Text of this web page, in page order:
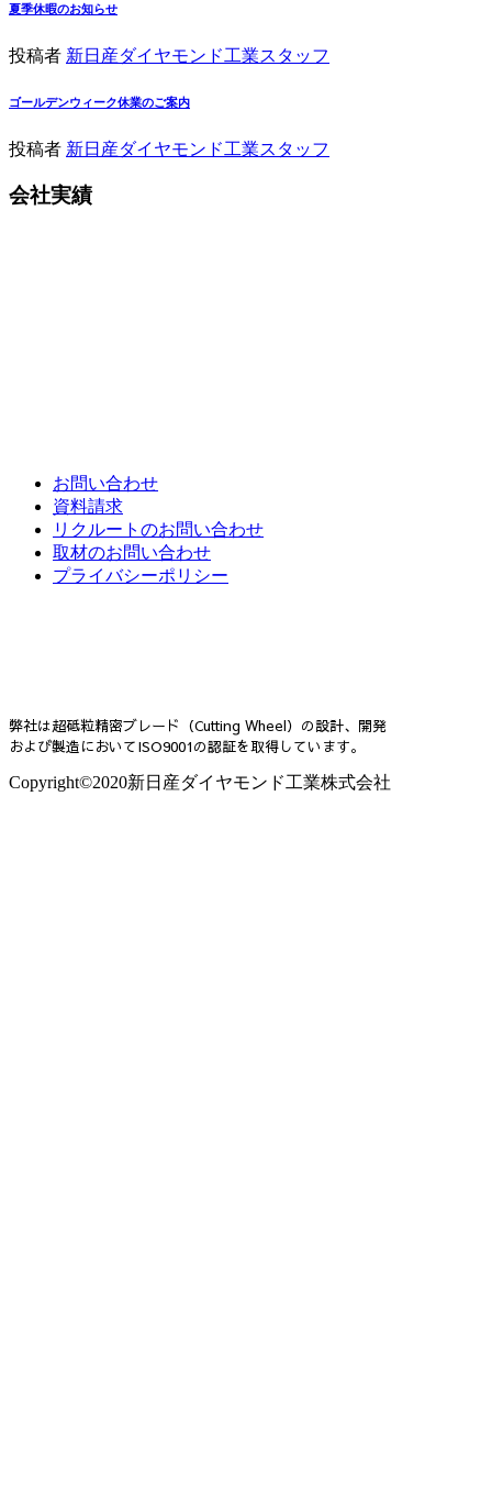
夏季休暇のお知らせ
投稿者 新日産ダイヤモンド工業スタッフ
ゴールデンウィーク休業のご案内
投稿者 新日産ダイヤモンド工業スタッフ
会社実績
お問い合わせ
資料請求
リクルートのお問い合わせ
取材のお問い合わせ
プライバシーポリシー
弊社は超砥粒精密ブレード（Cutting Wheel）の設計、開発
および製造においてISO9001の認証を取得しています。
Copyright©2020新日産ダイヤモンド工業株式会社